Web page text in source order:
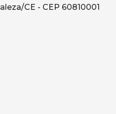
CE - CEP 60810001